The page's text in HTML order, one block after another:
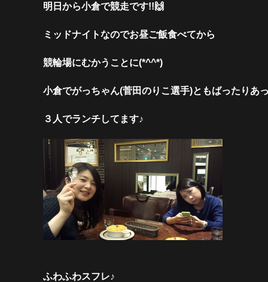
明日から小倉で競走です!!🙌
ミッドナイトなのでお昼ご飯食べてから
競輪場にむかうことに(*^^*)
小倉でがっちゃん(菅田のりこ選手)ともばったりあ
３人でランチしてます♪
ふわふわスフレ♪